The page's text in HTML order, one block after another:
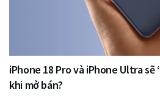
iPhone 18 Pro và iPhone Ultra sẽ
khi mở bán?